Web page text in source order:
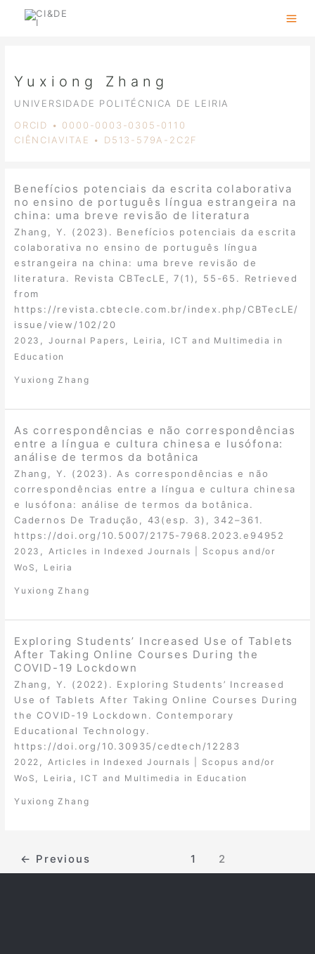
Yuxiong Zhang
UNIVERSIDADE POLITÉCNICA DE LEIRIA
ORCID • 0000-0003-0305-0110
CIÊNCIAVITAE • D513-579A-2C2F
Benefícios potenciais da escrita colaborativa
no ensino de português língua estrangeira na
china: uma breve revisão de literatura
Zhang, Y. (2023). Benefícios potenciais da escrita
colaborativa no ensino de português língua
estrangeira na china: uma breve revisão de
literatura. Revista CBTecLE, 7(1), 55-65. Retrieved
from
https://revista.cbtecle.com.br/index.php/CBTecLE/
issue/view/102/20
2023 Journal Papers Leiria
ICT and Multimedia in
Education
Yuxiong Zhang
As correspondências e não correspondências
entre a língua e cultura chinesa e lusófona:
análise de termos da botânica
Zhang, Y. (2023). As correspondências e não
correspondências entre a língua e cultura chinesa
e lusófona: análise de termos da botânica.
Cadernos De Tradução, 43(esp. 3), 342–361.
https://doi.org/10.5007/2175-7968.2023.e94952
2023
Articles in Indexed Journals | Scopus and/or
WoS
Leiria
Yuxiong Zhang
Exploring Students’ Increased Use of Tablets
After Taking Online Courses During the
COVID-19 Lockdown
Zhang, Y. (2022). Exploring Students’ Increased
Use of Tablets After Taking Online Courses During
the COVID-19 Lockdown. Contemporary
Educational Technology.
https://doi.org/10.30935/cedtech/12283
2022
Articles in Indexed Journals | Scopus and/or
WoS
Leiria ICT and Multimedia in Education
Yuxiong Zhang
← Previous 1 2